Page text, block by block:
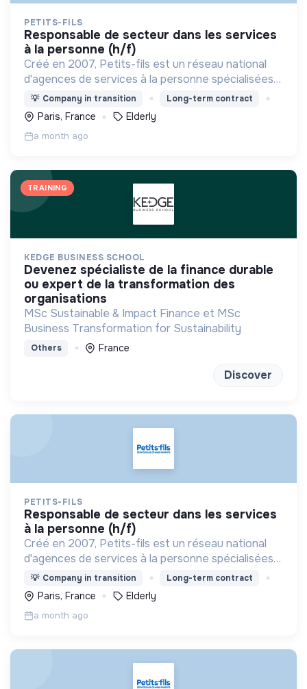
PETITS-FILS
responsable de secteur dans les services
à la personne (h/f)
Créé en 2007, Petits-fils est un réseau national
d'agences de services à la personne spécialisées
dans l'aide à domicile pour les personnes âgées.
💡 Company in transition Long-term contract
Paris, France Elderly
a month ago
TRAINING
KEDGE BUSINESS SCHOOL
devenez spécialiste de la finance durable
ou expert de la transformation des
organisations
MSc Sustainable & Impact Finance et MSc
Business Transformation for Sustainability
Others France
Discover
PETITS-FILS
responsable de secteur dans les services
à la personne (h/f)
Créé en 2007, Petits-fils est un réseau national
d'agences de services à la personne spécialisées
dans l'aide à domicile pour les personnes âgées.
💡 Company in transition Long-term contract
Paris, France Elderly
a month ago